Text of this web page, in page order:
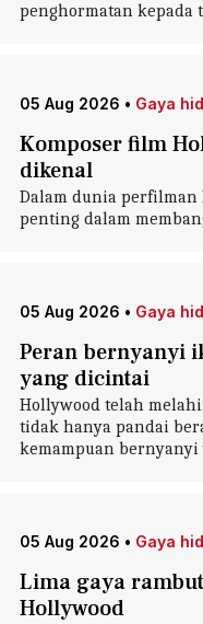
penghormatan kepada
05 Aug 2026 • Gaya
Komposer film
dikenal
Dalam dunia
penting dalam
05 Aug 2026 • Gaya
Peran bernyanyi
yang dicintai
Hollywood telah
tidak hanya pandai
kemampuan bernyanyi
05 Aug 2026 • Gaya
Lima gaya
Hollywood